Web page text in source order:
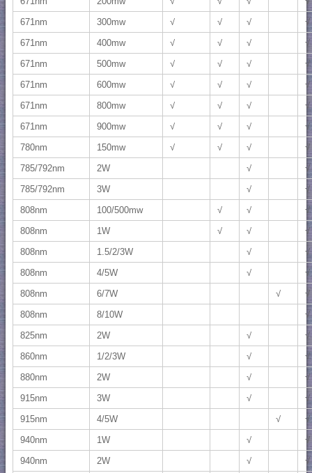
671nm
300mw √ √ √
√
671nm
400mw √ √ √
√
671nm
500mw √ √ √
√
671nm
600mw √ √ √
√
671nm
800mw √ √ √
√
671nm
900mw √ √ √
√
780nm
150mw √ √ √
√
785/792nm
2W √
√
785/792nm
3W √
√
808nm
100/500mw √ √
√
808nm
1W √ √
√
808nm
1.5/2/3W √
√
808nm
4/5W √
√
808nm
6/7W √
√
808nm
8/10W
√
825nm
2W √
√
860nm
1/2/3W √
√
880nm
2W √
√
915nm
3W √
√
915nm
4/5W √
√
940nm
1W √
√
940nm
2W √
√